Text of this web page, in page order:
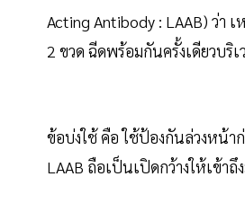
Acting Antibody : LAAB) ว่า
2 ขวด ฉีดพร้อมกันครั้งเดียวบริ
ข้อบ่งใช้ คือ ใช้ป้องกันล่วงหน้
LAAB ถือเป็นเปิดกว้างให้เข้า